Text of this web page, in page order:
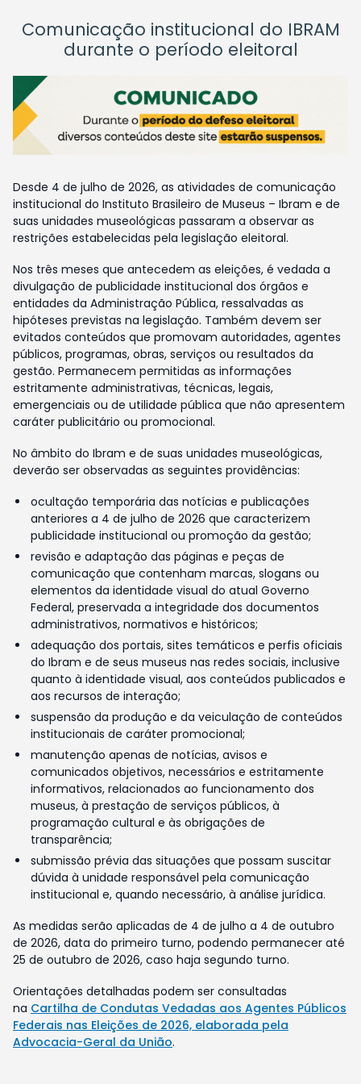
Comunicação institucional do IBRAM
durante o período eleitoral
Desde 4 de julho de 2026, as atividades de comunicação
institucional do Instituto Brasileiro de Museus – Ibram e de
suas unidades museológicas passaram a observar as
restrições estabelecidas pela legislação eleitoral.
Nos três meses que antecedem as eleições, é vedada a
divulgação de publicidade institucional dos órgãos e
entidades da Administração Pública, ressalvadas as
hipóteses previstas na legislação. Também devem ser
evitados conteúdos que promovam autoridades, agentes
públicos, programas, obras, serviços ou resultados da
gestão. Permanecem permitidas as informações
estritamente administrativas, técnicas, legais,
emergenciais ou de utilidade pública que não apresentem
caráter publicitário ou promocional.
No âmbito do Ibram e de suas unidades museológicas,
deverão ser observadas as seguintes providências:
ocultação temporária das notícias e publicações
anteriores a 4 de julho de 2026 que caracterizem
publicidade institucional ou promoção da gestão;
revisão e adaptação das páginas e peças de
comunicação que contenham marcas, slogans ou
elementos da identidade visual do atual Governo
Federal, preservada a integridade dos documentos
administrativos, normativos e históricos;
adequação dos portais, sites temáticos e perfis oficiais
do Ibram e de seus museus nas redes sociais, inclusive
quanto à identidade visual, aos conteúdos publicados e
aos recursos de interação;
suspensão da produção e da veiculação de conteúdos
institucionais de caráter promocional;
manutenção apenas de notícias, avisos e
comunicados objetivos, necessários e estritamente
informativos, relacionados ao funcionamento dos
museus, à prestação de serviços públicos, à
programação cultural e às obrigações de
transparência;
submissão prévia das situações que possam suscitar
dúvida à unidade responsável pela comunicação
institucional e, quando necessário, à análise jurídica.
As medidas serão aplicadas de 4 de julho a 4 de outubro
de 2026, data do primeiro turno, podendo permanecer até
25 de outubro de 2026, caso haja segundo turno.
Orientações detalhadas podem ser consultadas
na Cartilha de Condutas Vedadas aos Agentes Públicos
Federais nas Eleições de 2026, elaborada pela
Advocacia-Geral da União.